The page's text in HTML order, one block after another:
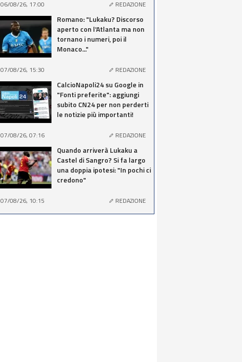
06/08/26, 17:00 REDAZIONE
Romano: "Lukaku? Discorso
aperto con l'Atlanta ma non
tornano i numeri, poi il
Monaco..."
07/08/26, 15:30 REDAZIONE
CalcioNapoli24 su Google in
"Fonti preferite": aggiungi
subito CN24 per non perderti
le notizie più importanti!
07/08/26, 07:16 REDAZIONE
Quando arriverà Lukaku a
Castel di Sangro? Si fa largo
una doppia ipotesi: "In pochi ci
credono"
07/08/26, 10:15 REDAZIONE